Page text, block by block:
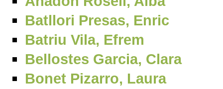
Batllori Presas, Enric
Batriu Vila, Efrem
Bellostes Garcia, Clara
Bonet Pizarro, Laura